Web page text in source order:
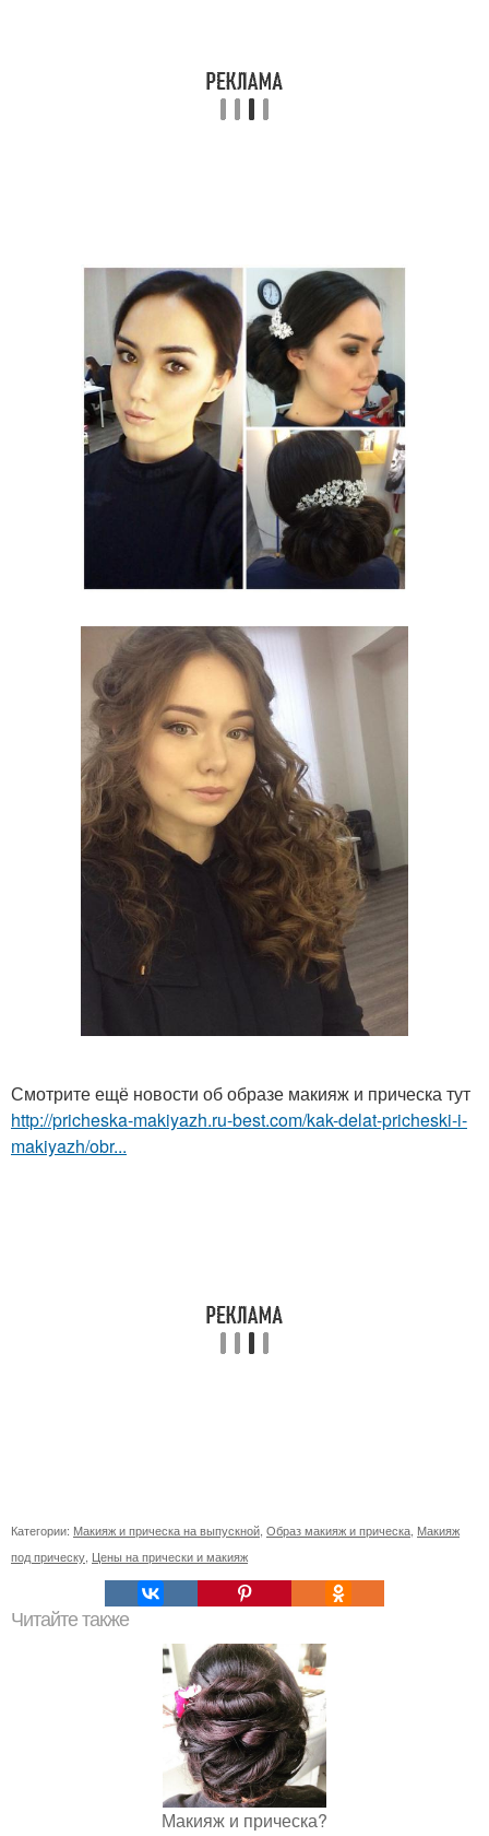
Смотрите ещё новости об образе макияж и прическа тут
http://pricheska-makiyazh.ru-best.com/kak-delat-pricheski-i-
makiyazh/obr...
Категории: Макияж и прическа на выпускной Образ макияж и прическа Макияж
под прическу Цены на прически и макияж
Читайте также
Макияж и прическа?